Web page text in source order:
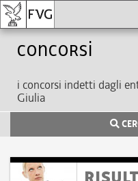
Concorsi
i concorsi indetti dagli
Giulia